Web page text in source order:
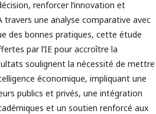
renforcer l’innovation et
une analyse comparative avec
des bonnes pratiques, cette étude
par l’IE pour accroître la
soulignent la nécessité de mettre
économique, impliquant une
publics et privés, une intégration
et un soutien renforcé aux